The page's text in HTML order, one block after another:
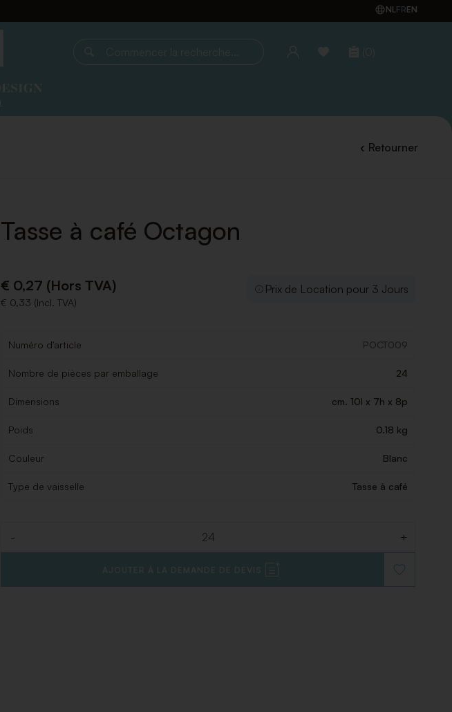
NLFREN
Commencer la recherche... (0)
Retourner
Tasse à café Octagon
€ 0,27 (Hors TVA)
€ 0,33 (Incl. TVA)
Prix de Location pour 3 Jours
Numéro d'article POCT009
Nombre de pièces par emballage 24
Dimensions cm. 10l x 7h x 8p
Poids 0.18 kg
Couleur Blanc
Type de vaisselle Tasse à café
- +
AJOUTER À LA DEMANDE DE DEVIS
À